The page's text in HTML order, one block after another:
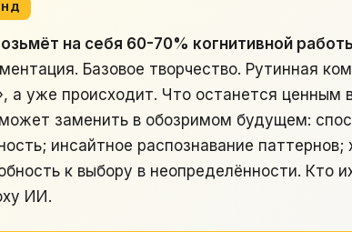
на себя 60-70% когнитивной
Базовое творчество. Рутинная
а уже происходит. Что останется ценным
заменить в обозримом будущем:
инсайтное распознавание паттернов;
к выбору в неопределённости. Кто
ИИ.